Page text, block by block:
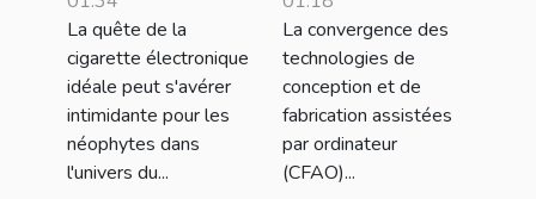
cigarette
électronique
La quête de la
cigarette électronique
idéale peut s'avérer
intimidante pour les
néophytes dans
l'univers du...
CFAO pour
orthopédie et
podologie
La convergence des
technologies de
conception et de
fabrication assistées
par ordinateur
(CFAO)...